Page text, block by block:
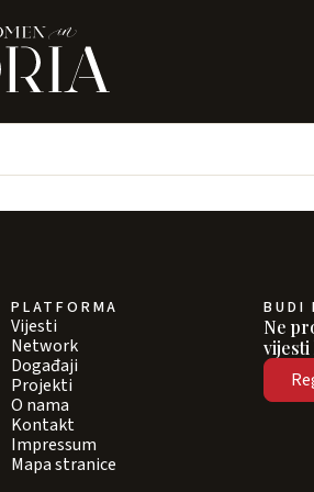
PLATFORMA
Vijesti
Network
Događaji
Projekti
O nama
Kontakt
Impressum
Mapa stranice
BUDI
Ne
vijesti